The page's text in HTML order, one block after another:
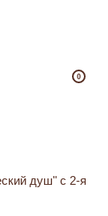
0
душ" с 2-я